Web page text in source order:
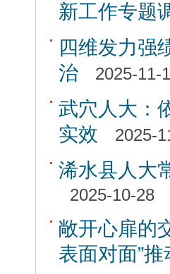
新工作专题
四维发力
治
2025-11-
武穴人大：
实效
2025-
浠水县人大
2025-10-28
敞开心扉的
表面对面”